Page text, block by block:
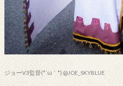
ジョーV3監督(*´ω｀*) @JOE_SKYBLUE